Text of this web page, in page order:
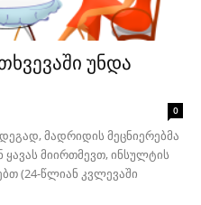
უნდა
0
მადრიდის მეცნიერებმა
მიირთმევთ, ინსულტის
(24-წლიან კვლევაში